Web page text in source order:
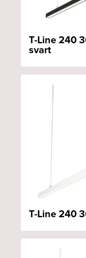
T-Line 240
svart
T-Line 240